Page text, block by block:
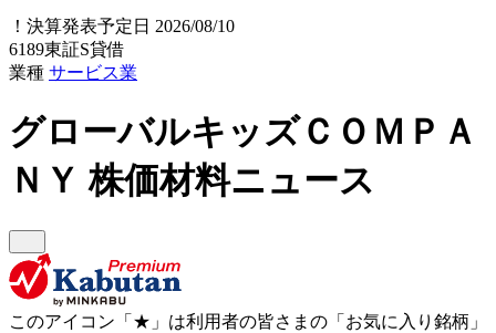
！ 決算発表予定日 2026/08/10
6189東証S貸借
業種 サービス業
グローバルキッズＣＯＭＰＡ
ＮＹ株価材料ニュース
このアイコン 「★」 は利用者の皆さまの 「お気に入り銘柄」